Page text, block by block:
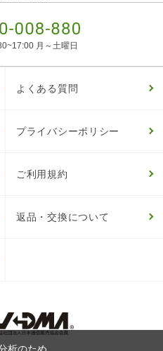
月～土曜日
よくある質問
プライバシーポリシー
ご利用規約
返品・交換について